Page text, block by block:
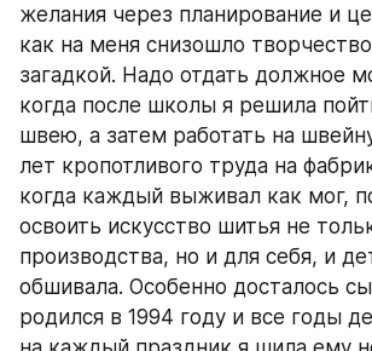
желания через планирование и
как на меня снизошло
загадкой. Надо отдать должное
когда после школы я решила
швею, а затем работать на
лет кропотливого труда на
когда каждый выживал как мог,
освоить искусство шитья не
производства, но и для себя, и
обшивала. Особенно досталось
родился в 1994 году и все годы